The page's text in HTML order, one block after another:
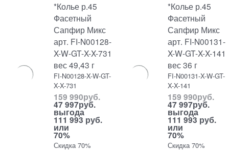
*Колье р.45
Фасетный
Сапфир Микс
арт. FI-N00128-
X-W-GT-X-X-731
вес 49,43 г
FI-N00128-X-W-GT-
X-X-731
159 990руб.
47 997руб.
выгода
111 993 руб.
или
70%
Скидка 70%
*Колье р.45
Фасетный
Сапфир Микс
арт. FI-N00131-
X-W-GT-X-X-141
вес 36 г
FI-N00131-X-W-GT-
X-X-141
159 990руб.
47 997руб.
выгода
111 993 руб.
или
70%
Скидка 70%